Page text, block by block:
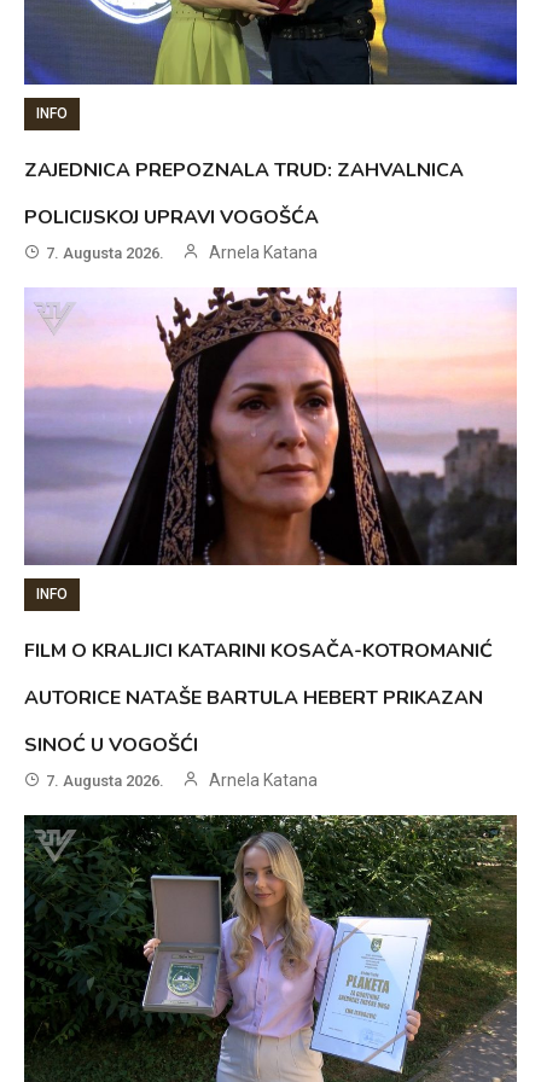
INFO
ZAJEDNICA PREPOZNALA TRUD: ZAHVALNICA
POLICIJSKOJ UPRAVI VOGOŠĆA
7. Augusta 2026. Arnela Katana
INFO
FILM O KRALJICI KATARINI KOSAČA-KOTROMANIĆ
AUTORICE NATAŠE BARTULA HEBERT PRIKAZAN
SINOĆ U VOGOŠĆI
7. Augusta 2026. Arnela Katana